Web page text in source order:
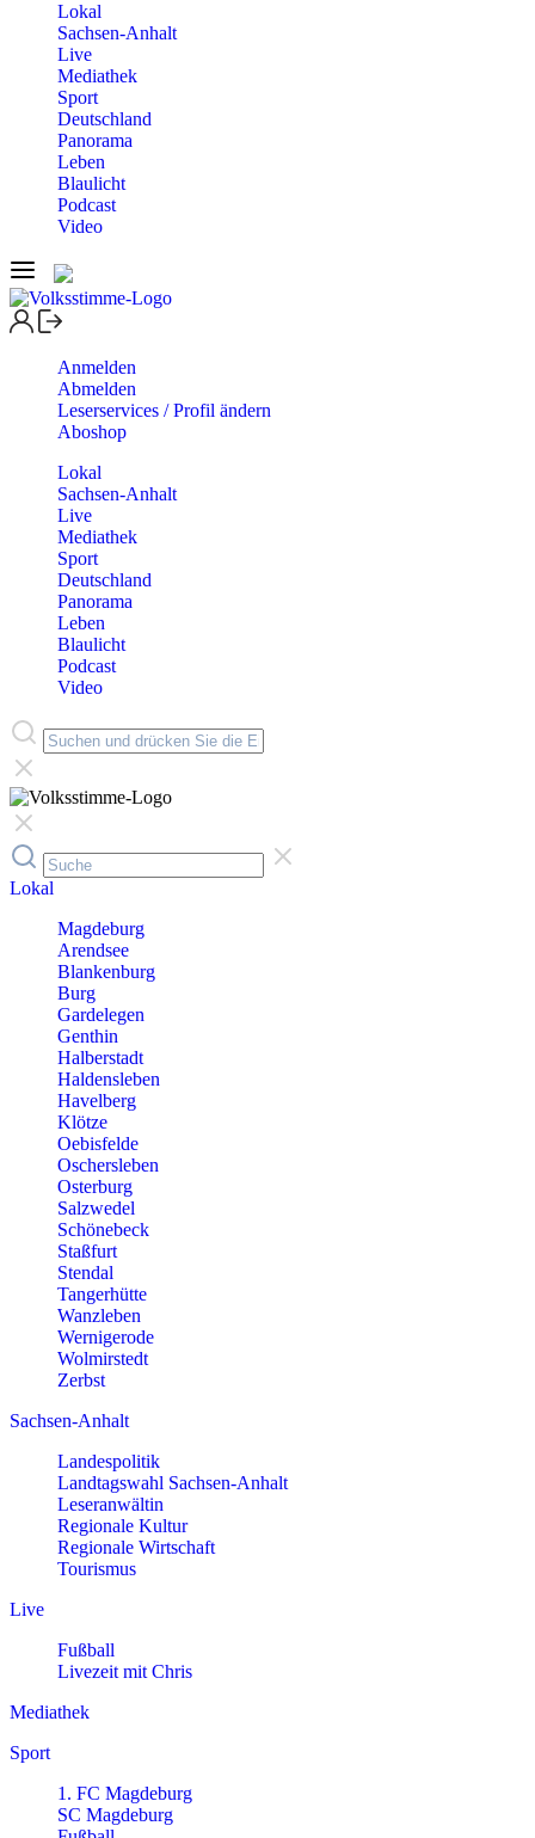
Lokal
Sachsen-Anhalt
Live
Mediathek
Sport
Deutschland
Panorama
Leben
Blaulicht
Podcast
Video
Anmelden
Abmelden
Leserservices / Profil ändern
Aboshop
Lokal
Sachsen-Anhalt
Live
Mediathek
Sport
Deutschland
Panorama
Leben
Blaulicht
Podcast
Video
Lokal
Magdeburg
Arendsee
Blankenburg
Burg
Gardelegen
Genthin
Halberstadt
Haldensleben
Havelberg
Klötze
Oebisfelde
Oschersleben
Osterburg
Salzwedel
Schönebeck
Staßfurt
Stendal
Tangerhütte
Wanzleben
Wernigerode
Wolmirstedt
Zerbst
Sachsen-Anhalt
Landespolitik
Landtagswahl Sachsen-Anhalt
Leseranwältin
Regionale Kultur
Regionale Wirtschaft
Tourismus
Live
Fußball
Livezeit mit Chris
Mediathek
Sport
1. FC Magdeburg
SC Magdeburg